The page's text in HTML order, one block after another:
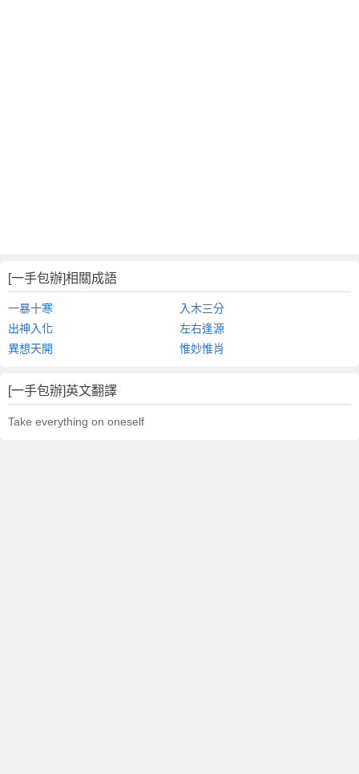
[一手包辦]相關成語
一暴十寒
入木三分
出神入化
左右逢源
異想天開
惟妙惟肖
[一手包辦]英文翻譯
Take everything on oneself